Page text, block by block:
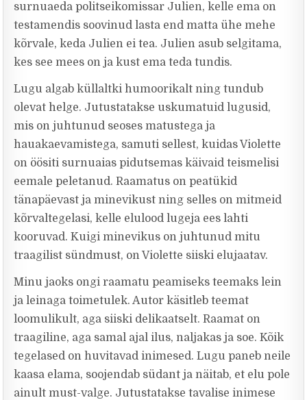
surnuaeda politseikomissar Julien, kelle ema on
testamendis soovinud lasta end matta ühe mehe
kõrvale, keda Julien ei tea. Julien asub selgitama,
kes see mees on ja kust ema teda tundis.
Lugu algab küllaltki humoorikalt ning tundub
olevat helge. Jutustatakse uskumatuid lugusid,
mis on juhtunud seoses matustega ja
hauakaevamistega, samuti sellest, kuidas Violette
on öösiti surnuaias pidutsemas käivaid teismelisi
eemale peletanud. Raamatus on peatükid
tänapäevast ja minevikust ning selles on mitmeid
kõrvaltegelasi, kelle elulood lugeja ees lahti
kooruvad. Kuigi minevikus on juhtunud mitu
traagilist sündmust, on Violette siiski elujaatav.
Minu jaoks ongi raamatu peamiseks teemaks lein
ja leinaga toimetulek. Autor käsitleb teemat
loomulikult, aga siiski delikaatselt. Raamat on
traagiline, aga samal ajal ilus, naljakas ja soe. Kõik
tegelased on huvitavad inimesed. Lugu paneb neile
kaasa elama, soojendab südant ja näitab, et elu pole
ainult must-valge. Jutustatakse tavalise inimese